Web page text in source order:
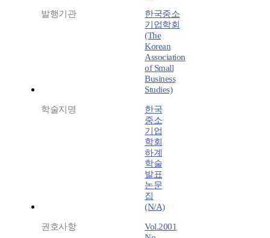
발행기관
한국중소
기업학회
(The
Korean
Association
of Small
Business
Studies)
학술지명
한국
중소
기업
학회
하계
학술
발표
논문
집
(N/A)
권호사항
Vol.2001